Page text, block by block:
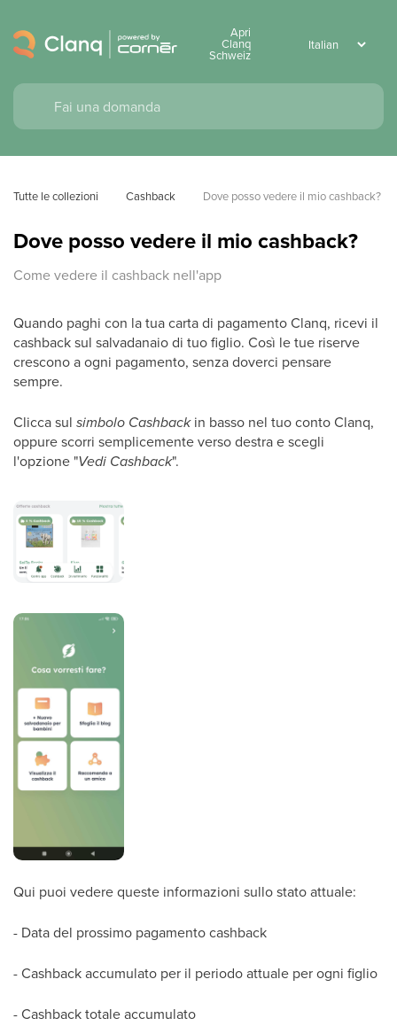
Apri
Clanq
Schweiz
Tutte le collezioni Cashback Dove posso vedere il mio cashback?
Dove posso vedere il mio cashback?
Come vedere il cashback nell'app
Quando paghi con la tua carta di pagamento Clanq, ricevi il
cashback sul salvadanaio di tuo figlio. Così le tue riserve
crescono a ogni pagamento, senza doverci pensare
sempre.
Clicca sul simbolo Cashbackin basso nel tuo conto Clanq,
oppure scorri semplicemente verso destra e scegli
l'opzione "Vedi Cashback".
Qui puoi vedere queste informazioni sullo stato attuale:
- Data del prossimo pagamento cashback
- Cashback accumulato per il periodo attuale per ogni figlio
- Cashback totale accumulato